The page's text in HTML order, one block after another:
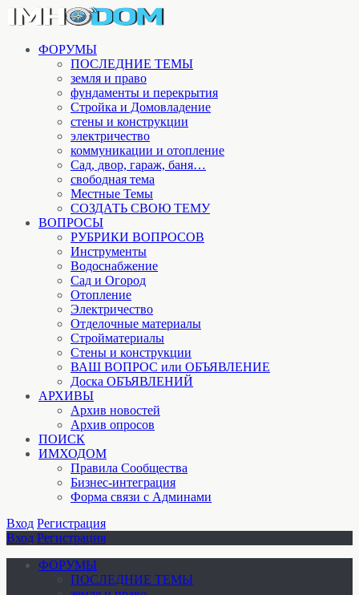
ФОРУМЫ
ПОСЛЕДНИЕ ТЕМЫ
земля и право
фундаменты и перекрытия
Стройка и Домовладение
стены и конструкции
электричество
коммуникации и отопление
Cад, двор, гараж, баня…
свободная тема
Местные Темы
СОЗДАТЬ СВОЮ ТЕМУ
ВОПРОСЫ
РУБРИКИ ВОПРОСОВ
Инструменты
Водоснабжение
Сад и Огород
Отопление
Электричество
Отделочные материалы
Стройматериалы
Стены и конструкции
ВАШ ВОПРОС или ОБЪЯВЛЕНИЕ
Доска ОБЪЯВЛЕНИЙ
АРХИВЫ
Архив новостей
Архив опросов
ПОИСК
ИМХОДОМ
Правила Сообщества
Бизнес-интеграция
Форма связи с Админами
Вход Регистрация
Вход Регистрация
ФОРУМЫ
ПОСЛЕДНИЕ ТЕМЫ